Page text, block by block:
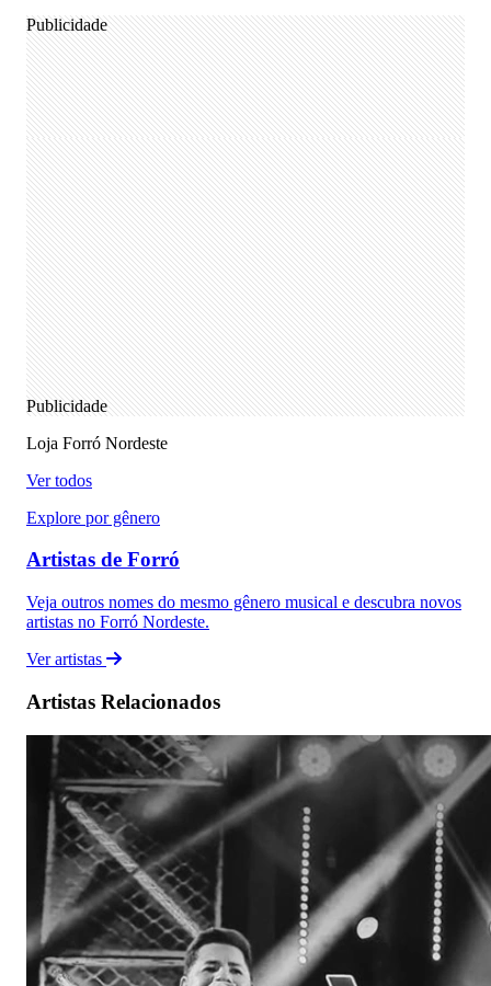
Publicidade
Publicidade
Loja Forró Nordeste
Ver todos
Explore por gênero
Artistas de Forró
Veja outros nomes do mesmo gênero musical e descubra novos
artistas no Forró Nordeste.
Ver artistas
Artistas Relacionados